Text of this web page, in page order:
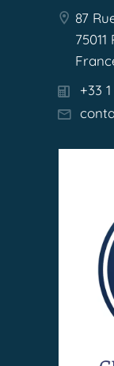
87
75011
+33